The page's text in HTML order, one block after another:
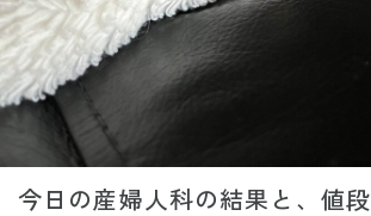
今日の産婦人科の結果と、値段